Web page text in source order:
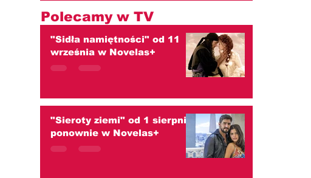
Polecamy w TV
"Sidła namiętności" od 11
września w Novelas+
"Sieroty ziemi" od 1 sierpnia
ponownie w Novelas+